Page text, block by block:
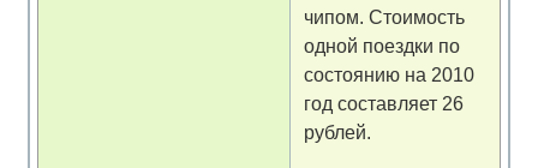
чипом. Стоимость
одной поездки по
состоянию на 2010
год составляет 26
рублей.